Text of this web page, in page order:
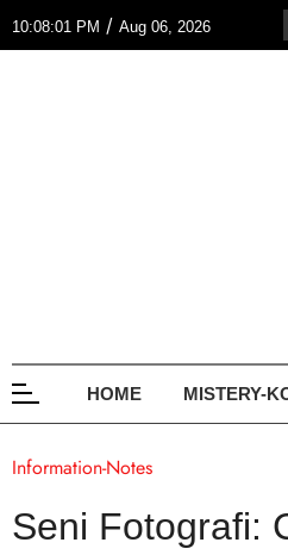
10:08:01 PM / Aug 06, 2026
HOME MISTERY-
Information-Notes
Seni Fotografi: